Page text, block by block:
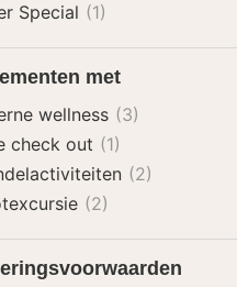
Special (1)
met
wellness (3)
check out (1)
(2)
(2)